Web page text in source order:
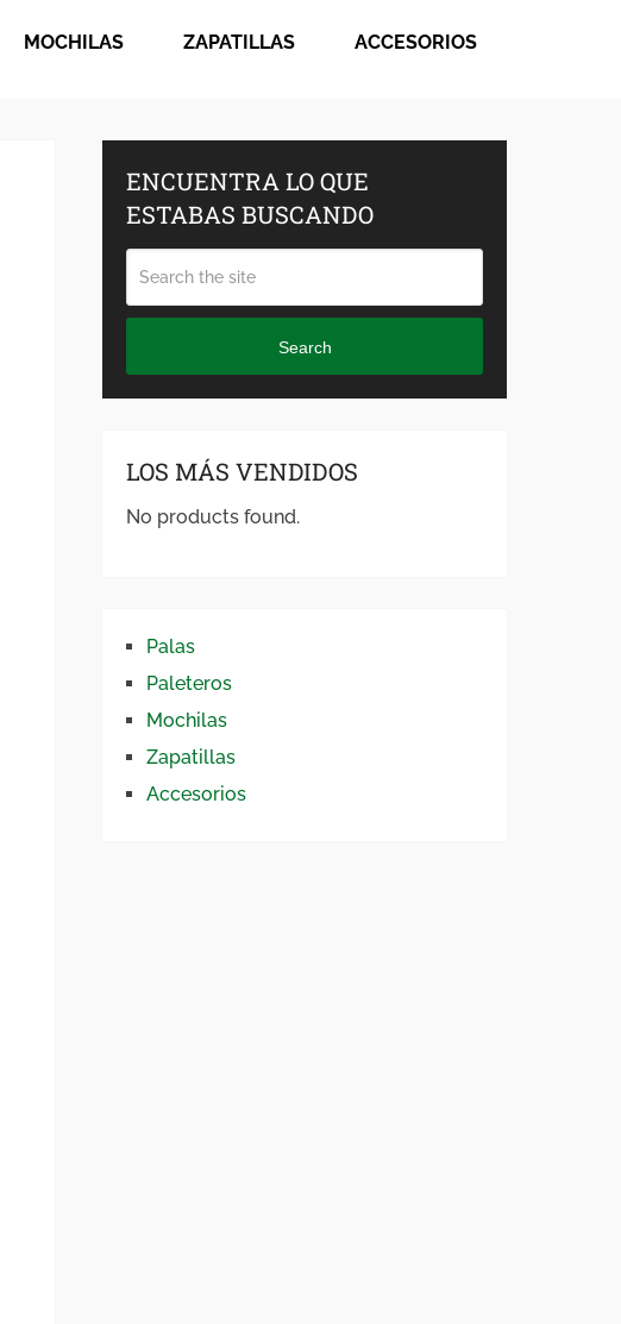
MOCHILAS ZAPATILLAS ACCESORIOS
ENCUENTRA LO QUE
ESTABAS BUSCANDO
Search
LOS MÁS VENDIDOS
No products found.
Palas
Paleteros
Mochilas
Zapatillas
Accesorios